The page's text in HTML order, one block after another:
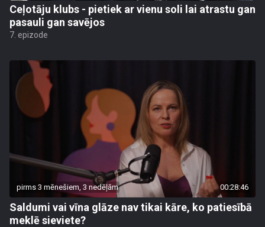
Ceļotāju klubs - pietiek ar vienu soli lai atrastu gan
pasauli gan savējos
7. epizode
pirms 3 mēnešiem, 3 nedēļām 00:28:46
Saldumi vai vīna glāze nav tikai kāre, ko patiesībā
meklē sieviete?